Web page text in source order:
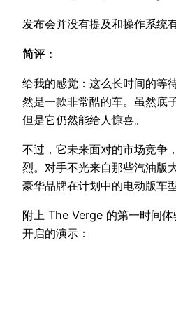
发布会并没有提及和操作系统
简评：
给我的感觉：这么长时间的等
然是一款非常酷的车。虽然底
但是它仍然能给人惊喜。
不过，它未来面对的市场竞争
烈。对手不光来自那些汽油版
豪华品牌在计划中的电动版车型
附上 The Verge 的第一时间
开启的演示：